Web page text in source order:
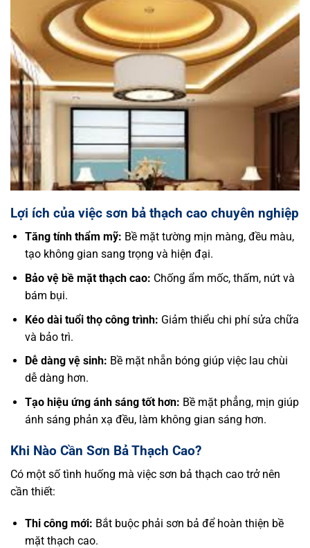
Lợi ích của việc sơn bả thạch cao chuyên nghiệp
Tăng tính thẩm mỹ: Bề mặt tường mịn màng, đều màu,
tạo không gian sang trọng và hiện đại.
Bảo vệ bề mặt thạch cao: Chống ẩm mốc, thấm, nứt và
bám bụi.
Kéo dài tuổi thọ công trình: Giảm thiểu chi phí sửa chữa
và bảo trì.
Dễ dàng vệ sinh: Bề mặt nhẵn bóng giúp việc lau chùi
dễ dàng hơn.
Tạo hiệu ứng ánh sáng tốt hơn: Bề mặt phẳng, mịn giúp
ánh sáng phản xạ đều, làm không gian sáng hơn.
Khi Nào Cần Sơn Bả Thạch Cao?
Có một số tình huống mà việc sơn bả thạch cao trở nên
cần thiết:
Thi công mới: Bắt buộc phải sơn bả để hoàn thiện bề
mặt thạch cao.